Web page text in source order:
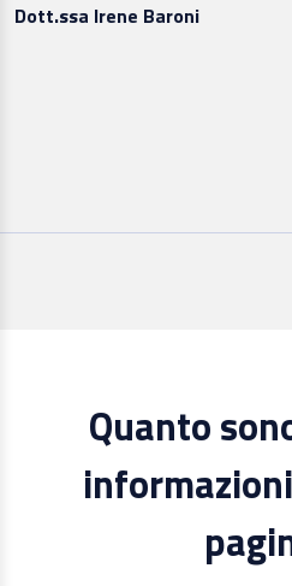
Dott.ssa Irene Baroni
Quanto